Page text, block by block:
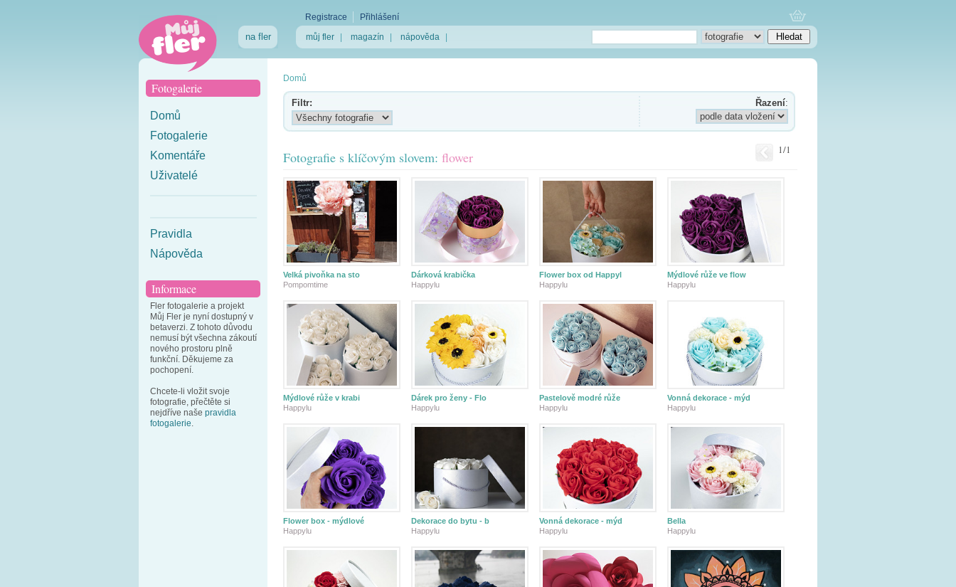
na fler
Registrace
Přihlášení
můj fler
magazín nápověda
Fotogalerie
Domů
Fotogalerie
Komentáře
Uživatelé
Pravidla
Nápověda
Informace
Fler fotogalerie a projekt
Můj Fler je nyní dostupný v
betaverzi. Z tohoto důvodu
nemusí být všechna zákoutí
nového prostoru plně
funkční. Děkujeme za
pochopení.
Chcete-li vložit svoje
fotografie, přečtěte si
nejdříve naše pravidla
fotogalerie.
Domů
Filtr: Řazení:
Fotografie s klíčovým slovem: flower 1/1
Velká pivoňka na sto
Pompomtime
Dárková krabička
Happylu
Flower box od Happyl
Happylu
Mýdlové růže ve flow
Happylu
Mýdlové růže v krabi
Happylu
Dárek pro ženy - Flo
Happylu
Pastelově modré růže
Happylu
Vonná dekorace - mýd
Happylu
Flower box - mýdlové
Happylu
Dekorace do bytu - b
Happylu
Vonná dekorace - mýd
Happylu
Bella
Happylu